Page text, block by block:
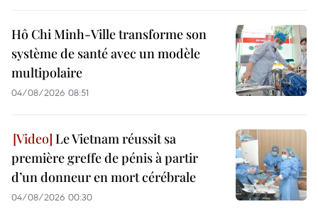
Hô Chi Minh-Ville transforme son
système de santé avec un modèle
multipolaire
04/08/2026 08:51
Le Vietnam réussit sa
première greffe de pénis à partir
d’un donneur en mort cérébrale
04/08/2026 00:30